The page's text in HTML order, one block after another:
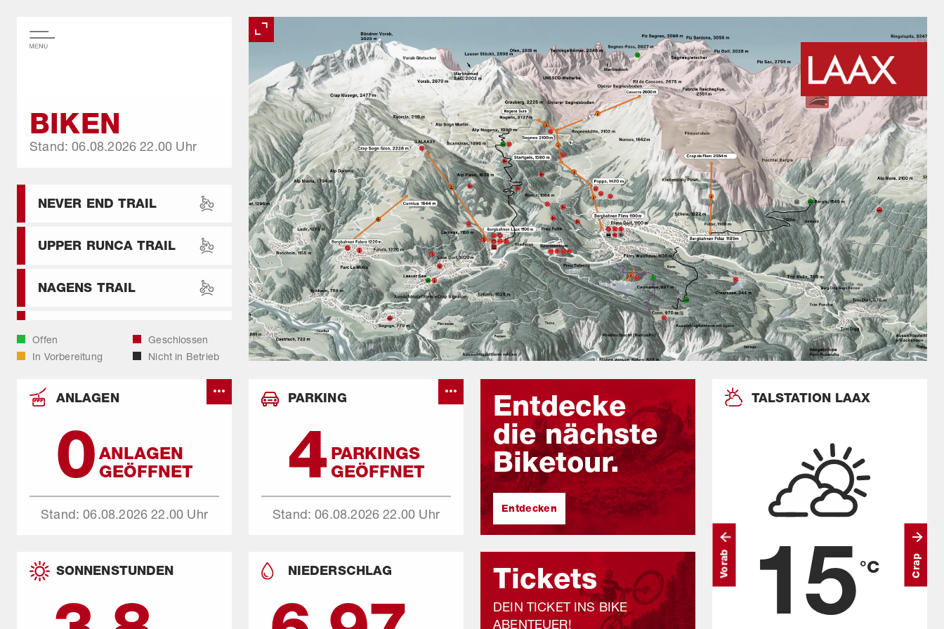
BIKEN
Stand: 06.08.202622.00 Uhr
NEVER END TRAIL
UPPER RUNCA TRAIL
NAGENS TRAIL
Offen
Geschlossen
In Vorbereitung
Nicht in Betrieb
ANLAGEN
0 ANLAGEN
GEÖFFNET
Stand: 06.08.202622.00 Uhr
PARKING
4 PARKINGS
GEÖFFNET
Stand: 06.08.202622.00 Uhr
Entdecke
die nächste
Biketour.
Entdecken
SONNENSTUNDEN NIEDERSCHLAG Tickets
DEIN TICKET INS BIKE
ABENTEUER!
Vorab Crap
VORAB GLETSCHER
5
TALSTATION LAAX
15 °C